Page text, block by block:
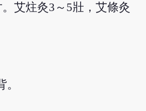
艾炷灸3～5壯，艾條灸